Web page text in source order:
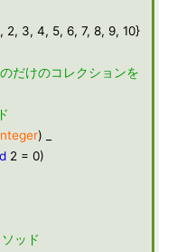
2, 3, 4, 5, 6, 7, 8, 9, 10}
だけのコレクションを
) _
2 = 0)
ッド